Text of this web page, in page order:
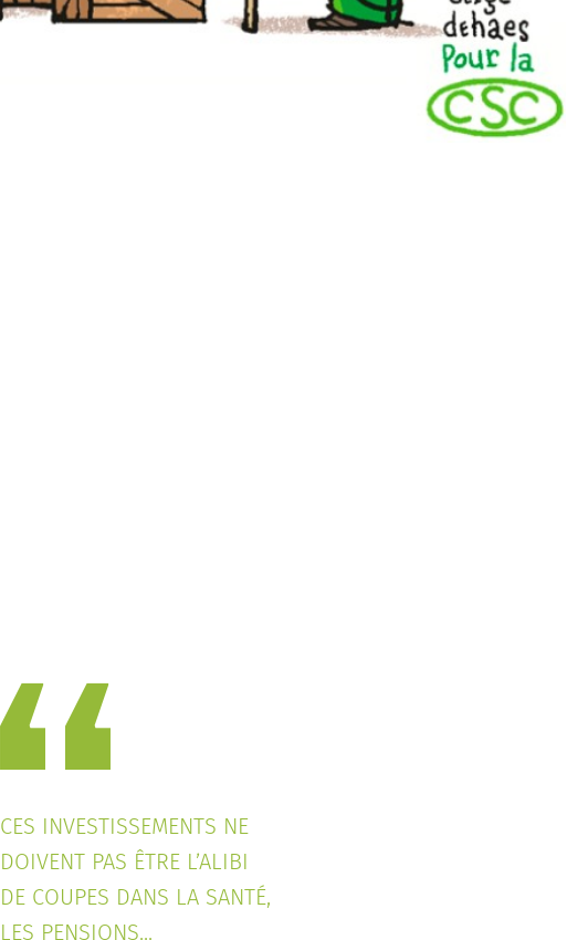
CES INVESTISSEMENTS NE
DOIVENT PAS ÊTRE L’ALIBI
DE COUPES DANS LA SANTÉ,
LES PENSIONS...